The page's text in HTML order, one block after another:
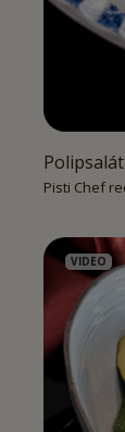
Pisti Chef
VIDEO